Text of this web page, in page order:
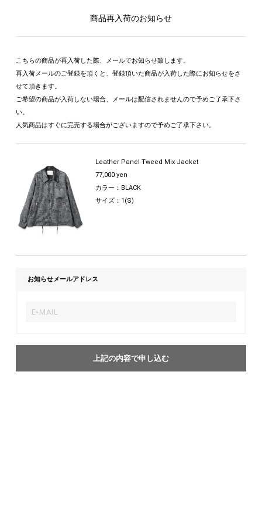
商品再入荷のお知らせ
こちらの商品が再入荷した際、メールでお知らせ致します。
再入荷メールのご登録を頂くと、登録頂いた商品が入荷した際にお知らせをさ
せて頂きます。
ご希望の商品が入荷しない場合、メールは配信されませんので予めご了承下さ
い。
人気商品はすぐに完売する場合がございますので予めご了承下さい。
Leather Panel Tweed Mix Jacket
77,000 yen
カラー：BLACK
サイズ：1(S)
お知らせメールアドレス
上記の内容で申し込む